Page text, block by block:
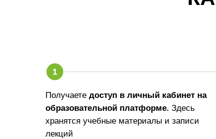
Получаете доступ в личный кабинет на
образовательной платформе. Здесь
хранятся учебные материалы и записи
лекций